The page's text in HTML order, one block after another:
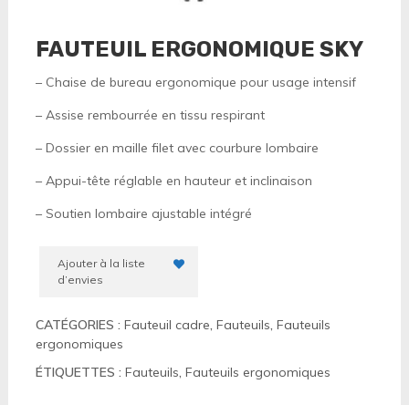
FAUTEUIL ERGONOMIQUE SKY
– Chaise de bureau ergonomique pour usage intensif
– Assise rembourrée en tissu respirant
– Dossier en maille filet avec courbure lombaire
– Appui-tête réglable en hauteur et inclinaison
– Soutien lombaire ajustable intégré
Ajouter à la liste
d’envies
CATÉGORIES : Fauteuil cadre Fauteuils Fauteuils
ergonomiques
ÉTIQUETTES : Fauteuils Fauteuils ergonomiques